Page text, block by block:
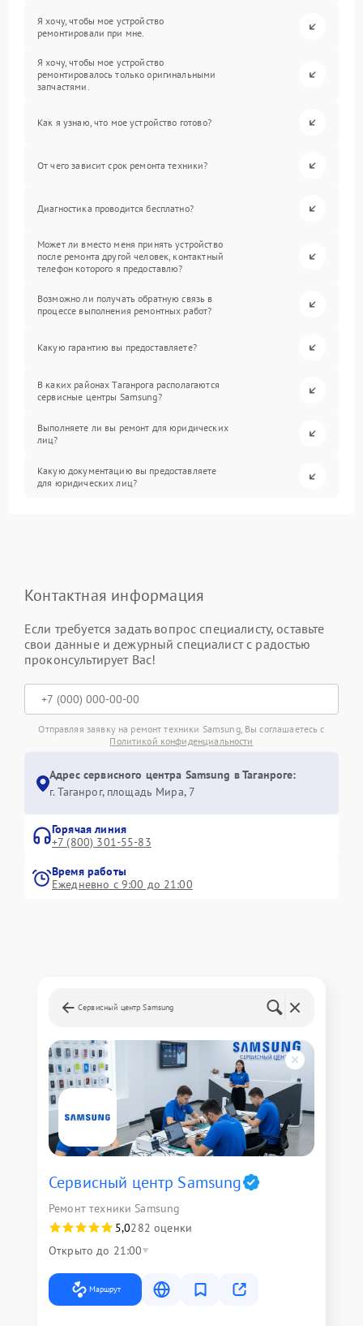
Я хочу, чтобы мое устройство
ремонтировали при мне.
Я хочу, чтобы мое устройство
ремонтировалось только оригинальными
запчастями.
Как я узнаю, что мое устройство готово?
От чего зависит срок ремонта техники?
Диагностика проводится бесплатно?
Может ли вместо меня принять устройство
после ремонта другой человек, контактный
телефон которого я предоставлю?
Возможно ли получать обратную связь в
процессе выполнения ремонтных работ?
Какую гарантию вы предоставляете?
В каких районах Таганрога располагаются
сервисные центры Samsung?
Выполняете ли вы ремонт для юридических
лиц?
Какую документацию вы предоставляете
для юридических лиц?
Контактная информация
Если требуется задать вопрос специалисту, оставьте
свои данные и дежурный специалист с радостью
проконсультирует Вас!
Отправляя заявку на ремонт техники Samsung, Вы соглашаетесь с
Политикой конфиденциальности
Адрес сервисного центра Samsung в Таганроге:
г. Таганрог, площадь Мира, 7
Горячая линия
+7 (800) 301-55-83
Время работы
Ежедневно с 9:00 до 21:00
Сервисный центр Samsung
Сервисный центр Samsung
Ремонт техники Samsung
5,0282 оценки
Открыто до 21:00
Маршрут